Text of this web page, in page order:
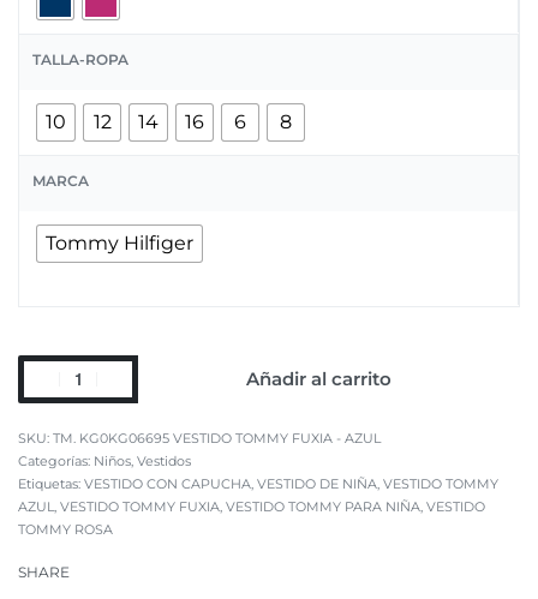
TALLA-ROPA
10 12 14 16 6 8
MARCA
Tommy Hilfiger
Añadir al carrito
TM. KG0KG06695 VESTIDO TOMMY FUXIA - AZUL
Categorías: Niños Vestidos
Etiquetas: VESTIDO CON CAPUCHA VESTIDO DE NIÑA VESTIDO TOMMY
AZUL
VESTIDO TOMMY FUXIA VESTIDO TOMMY PARA NIÑA VESTIDO
TOMMY ROSA
SHARE